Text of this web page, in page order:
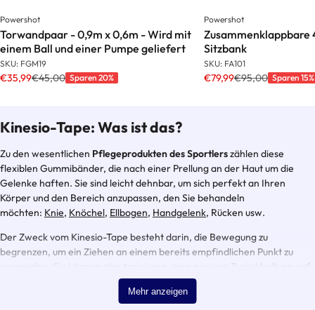
Powershot
Torwandpaar - 0,9m x 0,6m - Wird mit
einem Ball und einer Pumpe geliefert
SKU: FGM19
€35,99€45,00 Sparen 20%
Powershot
Zusammenklappbare
Sitzbank
SKU: FA101
€79,99€95,00 Sparen 15%
Kinesio-Tape: Was ist das?
Zu den wesentlichen Pflegeprodukten des Sportlerszählen diese
flexiblen Gummibänder, die nach einer Prellung an der Haut um die
Gelenke haften. Sie sind leicht dehnbar, um sich perfekt an Ihren
Körper und den Bereich anzupassen, den Sie behandeln
möchten: Knie, Knöchel, Ellbogen, Handgelenk, Rücken usw.
Der Zweck vom Kinesio-Tape besteht darin, die Bewegung zu
begrenzen, um ein Ziehen an einem bereits empfindlichen Punkt zu
vermeiden. Sie können also trainieren, eine gewisse Zurückhaltung auf
dem gewählten Gelenk haben, ohne es zu merken.
Mehr anzeigen